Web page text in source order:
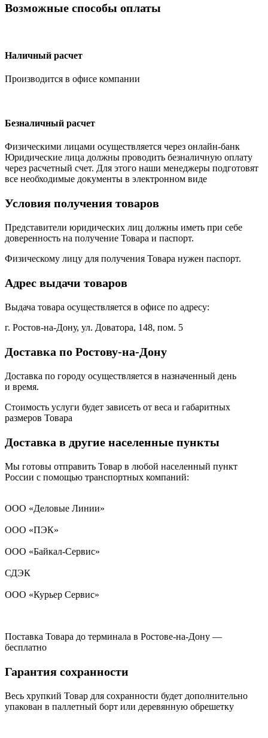
Возможные способы оплаты
Наличный расчет
Производится в офисе компании
Безналичный расчет
Физическими лицами осуществляется через онлайн-банк
Юридические лица должны проводить безналичную оплату
через расчетный счет. Для этого наши менеджеры подготовят
все необходимые документы в электронном виде
Условия получения товаров
Представители юридических лиц должны иметь при себе
доверенность на получение Товара и паспорт.
Физическому лицу для получения Товара нужен паспорт.
Адрес выдачи товаров
Выдача товара осуществляется в офисе по адресу:
г. Ростов-на-Дону, ул. Доватора, 148, пом. 5
Доставка по Ростову-на-Дону
Доставка по городу осуществляется в назначенный день
и время.
Стоимость услуги будет зависеть от веса и габаритных
размеров Товара
Доставка в другие населенные пункты
Мы готовы отправить Товар в любой населенный пункт
России с помощью транспортных компаний:
ООО «Деловые Линии»
ООО «ПЭК»
ООО «Байкал-Сервис»
СДЭК
ООО «Курьер Сервис»
Поставка Товара до терминала в Ростове-на-Дону —
бесплатно
Гарантия сохранности
Весь хрупкий Товар для сохранности будет дополнительно
упакован в паллетный борт или деревянную обрешетку